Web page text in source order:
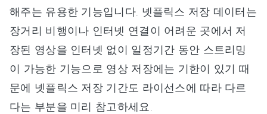
해주는 유용한 기능입니다. 넷플릭스 저장 데이터는
장거리 비행이나 인터넷 연결이 어려운 곳에서 저
장된 영상을 인터넷 없이 일정기간 동안 스트리밍
이 가능한 기능으로 영상 저장에는 기한이 있기 때
문에 넷플릭스 저장 기간도 라이선스에 따라 다르
다는 부분을 미리 참고하세요.